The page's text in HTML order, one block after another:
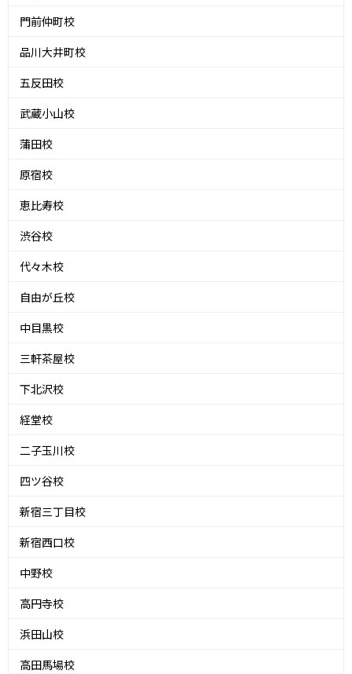
門前仲町校
品川大井町校
五反田校
武蔵小山校
蒲田校
原宿校
恵比寿校
渋谷校
代々木校
自由が丘校
中目黒校
三軒茶屋校
下北沢校
経堂校
二子玉川校
四ツ谷校
新宿三丁目校
新宿西口校
中野校
高円寺校
浜田山校
高田馬場校